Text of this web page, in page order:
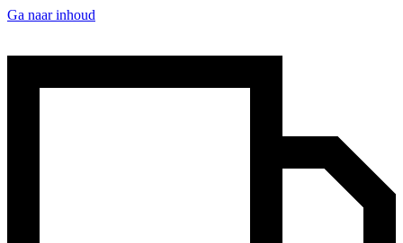
Ga naar inhoud